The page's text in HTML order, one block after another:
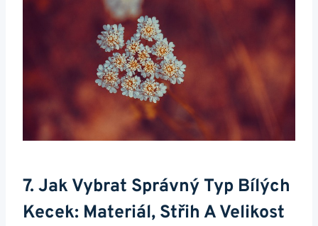
7. Jak Vybrat Správný ‍typ Bílých
Kecek: Materiál, Střih A Velikost